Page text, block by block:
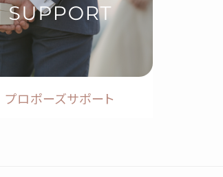
プロポーズサポート